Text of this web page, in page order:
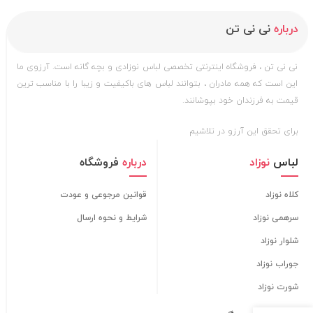
درباره نی نی تن
نی نی تن ، فروشگاه اینترنتی تخصصی لباس نوزادی و بچه گانه است. آرزوی ما
این است که همه مادران ، بتوانند لباس های باکیفیت و زیبا را با مناسب ترین
قیمت به فرزندان خود بپوشانند.
برای تحقق این آرزو در تلاشیم
لباسنوزاد
کلاه نوزاد
سرهمی نوزاد
شلوار نوزاد
جوراب نوزاد
شورت نوزاد
درباره فروشگاه
قوانین مرجوعی و عودت
شرایط و نحوه ارسال